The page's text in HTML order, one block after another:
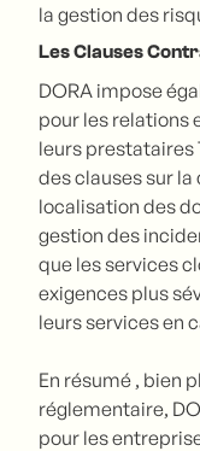
la gestion des
Les Clauses
DORA impose
pour les relations
leurs prestataires
des clauses sur
localisation des
gestion des
que les services
exigences plus
leurs services en
En résumé , bien
réglementaire,
pour les